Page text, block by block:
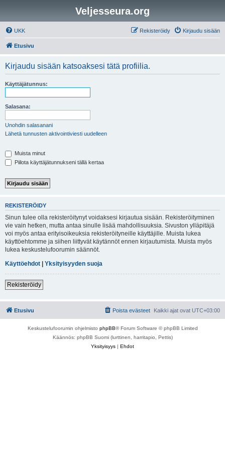
Veljesseura.org
UKK Kirjaudu sisään
Rekisteröidy
Etusivu
Kirjaudu sisään katsoaksesi tätä profiilia.
Käyttäjätunnus:
Salasana:
Unohdin salasanani
Lähetä tunnusten aktivointiviesti uudelleen
Muista minut
Piilota käyttäjätunnukseni tällä kertaa
REKISTERÖIDY
Sinun tulee olla rekisteröitynyt voidaksesi kirjautua sisään. Rekisteröityminen
vie vain hetken, mutta antaa sinulle lisää mahdollisuuksia. Sivuston ylläpitäjä
voi myös antaa erityisoikeuksia rekisteröityneille käyttäjille. Muista lukea
käyttöehtomme ja siihen liittyvät käytännöt ennen kirjautumista. Muista myös
lukea keskustelufoorumin säännöt.
Käyttöehdot | Yksityisyyden suoja
Rekisteröidy
Etusivu Kaikki ajat ovat UTC+03:00
Poista evästeet
Keskustelufoorumin ohjelmisto phpBB® Forum Software © phpBB Limited
Käännös: phpBB Suomi (lurttinen, harritapio, Pettis)
Yksityisyys | Ehdot